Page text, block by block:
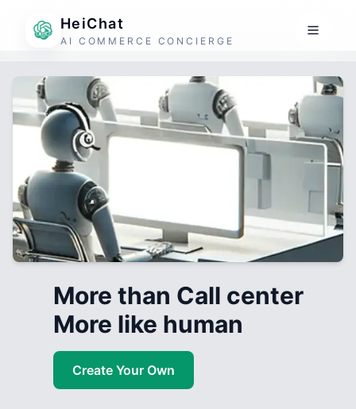
HeiChat
AI COMMERCE CONCIERGE
More than Call center
More like human
Create Your Own